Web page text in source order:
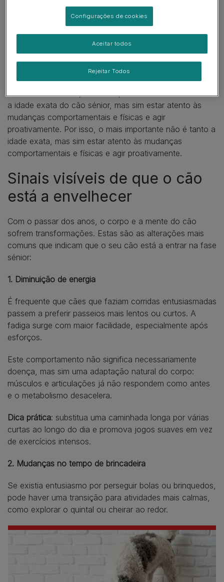
quarto da sua esperança média de vida. Logo, se uma
raça costuma viver 12 anos, a fase sénior pode aparecer
a partir dos 9.
Mas atenção: cada cão é um caso único, assim como
acontece com as pessoas que mantêm vitalidade acima
dos 80 anos, enquanto outras apresentam declínios
a idade exata do cão sénior, mas sim estar atento às
mudanças comportamentais e físicas e agir
proativamente. Por isso, o mais importante não é tanto a
idade exata, mas sim estar atento às mudanças
comportamentais e físicas e agir proativamente.
Sinais visíveis de que o cão
está a envelhecer
Com o passar dos anos, o corpo e a mente do cão
sofrem transformações. Estas são as alterações mais
comuns que indicam que o seu cão está a entrar na fase
sénior:
1. Diminuição de energia
É frequente que cães que faziam corridas entusiasmadas
passem a preferir passeios mais lentos ou curtos. A
fadiga surge com maior facilidade, especialmente após
esforços.
Este comportamento não significa necessariamente
doença, mas sim uma adaptação natural do corpo:
músculos e articulações já não respondem como antes
e o metabolismo desacelera.
Dica prática: substitua uma caminhada longa por várias
curtas ao longo do dia e promova jogos suaves em vez
de exercícios intensos.
2. Mudanças no tempo de brincadeira
Se existia entusiasmo por perseguir bolas ou brinquedos,
pode haver uma transição para atividades mais calmas,
como explorar o quintal ou cheirar ao redor.
Configurações de cookies
Rejeitar Todos
Aceitar todos